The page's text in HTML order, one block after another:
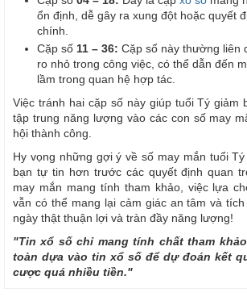
ổn định, dễ gây ra xung đột hoặc quyết
chính.
Cặp số 11 – 36: Cặp số này thường liên
ro nhỏ trong công việc, có thể dẫn đến
lầm trong quan hệ hợp tác.
Việc tránh hai cặp số này giúp tuổi Tý giảm
tập trung năng lượng vào các con số may
hội thành công.
Hy vọng những gợi ý về số may mắn tuổi
bạn tự tin hơn trước các quyết định quan
may mắn mang tính tham khảo, việc lựa
vẫn có thể mang lại cảm giác an tâm và
ngày thật thuận lợi và tràn đầy năng lượng!
"Tin xổ số chỉ mang tính chất tham
toàn dựa vào tin xổ số để dự đoán kết
cược quá nhiều tiền."